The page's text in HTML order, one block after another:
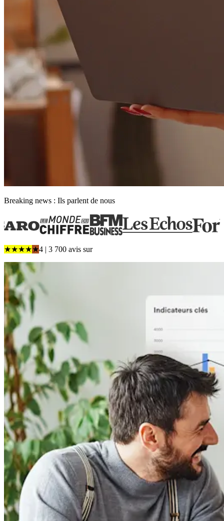
Breaking news : Ils parlent de nous
★★★★★4 | 3 700 avis sur